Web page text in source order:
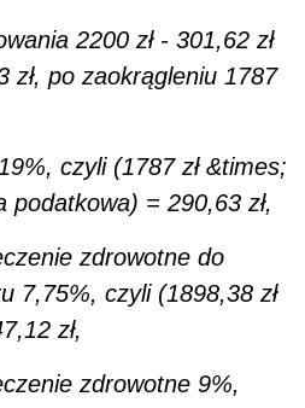
2200 zł - 301,62 zł
zł, po zaokrągleniu 1787
czyli (1787 zł &times;
podatkowa) = 290,63 zł,
zdrowotne do
7,75%, czyli (1898,38 zł
zł,
zdrowotne 9%,